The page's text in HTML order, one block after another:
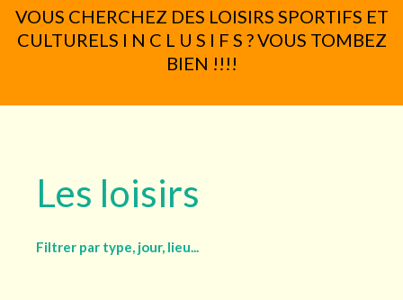
VOUS CHERCHEZ DES LOISIRS SPORTIFS ET
CULTURELS I N C L U S I F S ? VOUS TOMBEZ
BIEN !!!!
Les loisirs
Filtrer par type, jour, lieu...